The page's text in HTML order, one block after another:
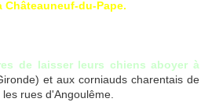
du-Pape.
de laisser leurs chiens aboyer à
et aux corniauds charentais de
rues d'Angoulême.